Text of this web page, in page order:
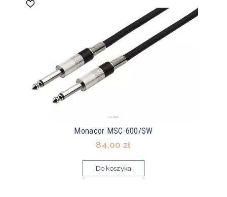
Monacor MSC-600/SW
84,00 zł
Do koszyka